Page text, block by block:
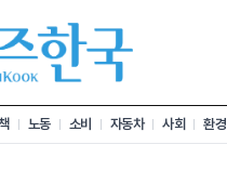
노동 소비 자동차 사회 환경